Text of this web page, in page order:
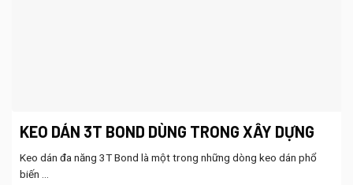
KEO DÁN 3T BOND DÙNG TRONG XÂY DỰNG
Keo dán đa năng 3T Bond là một trong những dòng keo dán phổ
biến ...